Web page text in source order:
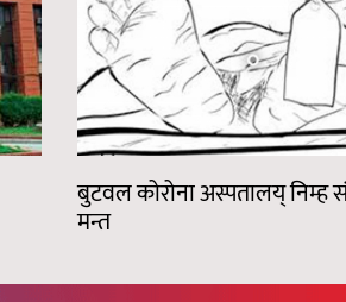
बुटवल कोरोना अस्पतालय् निम्ह
मन्त